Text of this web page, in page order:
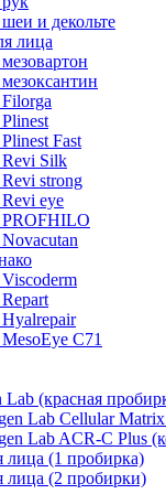
и декольте
лица
Fast
Revi Silk
strong
eye
PROFHILO
C71
Lab (красная
Lab Cellular
Lab ACR-C Plus
лица (1 пробирка)
лица (2 пробирки)